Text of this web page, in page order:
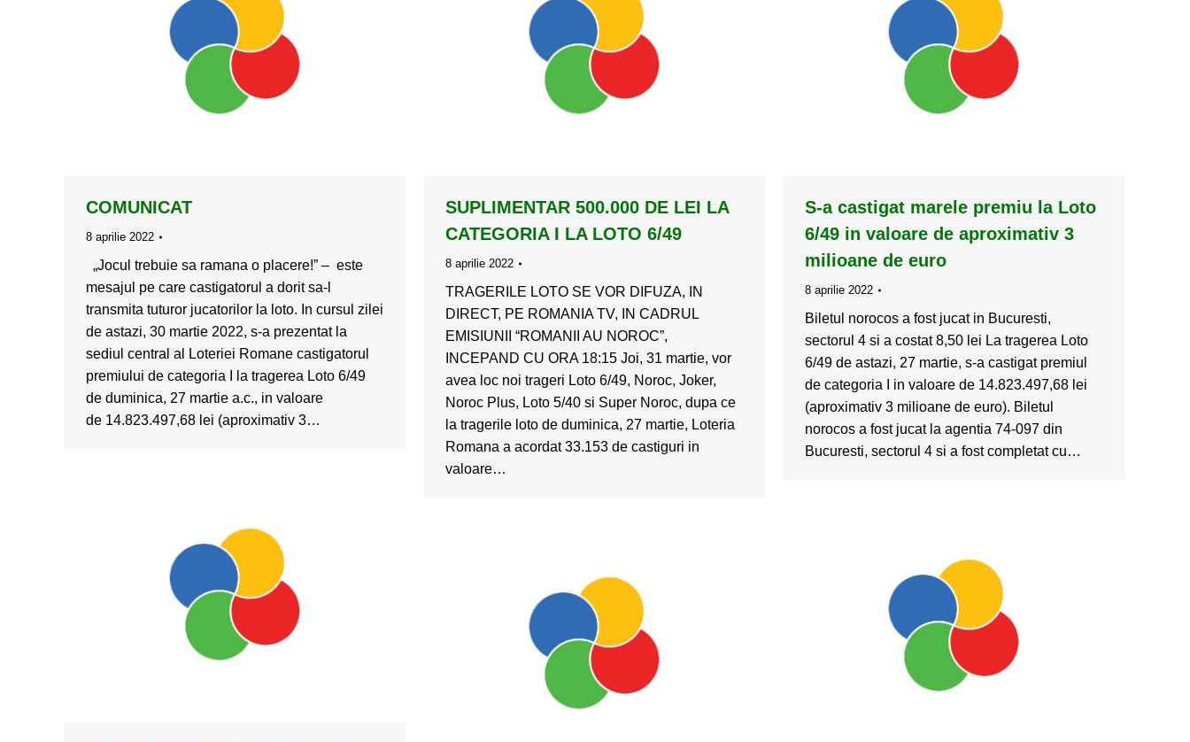
COMUNICAT
8 aprilie 2022
„Jocul trebuie sa ramana o placere!” – este
mesajul pe care castigatorul a dorit sa-l
transmita tuturor jucatorilor la loto. In cursul zilei
de astazi, 30 martie 2022, s-a prezentat la
sediul central al Loteriei Romane castigatorul
premiului de categoria I la tragerea Loto 6/49
de duminica, 27 martie a.c., in valoare
de 14.823.497,68 lei (aproximativ 3…
SUPLIMENTAR 500.000 DE LEI LA
CATEGORIA I LA LOTO 6/49
8 aprilie 2022
TRAGERILE LOTO SE VOR DIFUZA, IN
DIRECT, PE ROMANIA TV, IN CADRUL
EMISIUNII “ROMANII AU NOROC”,
INCEPAND CU ORA 18:15 Joi, 31 martie, vor
avea loc noi trageri Loto 6/49, Noroc, Joker,
Noroc Plus, Loto 5/40 si Super Noroc, dupa ce
la tragerile loto de duminica, 27 martie, Loteria
Romana a acordat 33.153 de castiguri in
valoare…
S-a castigat marele premiu la Loto
6/49 in valoare de aproximativ 3
milioane de euro
8 aprilie 2022
Biletul norocos a fost jucat in Bucuresti,
sectorul 4 si a costat 8,50 lei La tragerea Loto
6/49 de astazi, 27 martie, s-a castigat premiul
de categoria I in valoare de 14.823.497,68 lei
(aproximativ 3 milioane de euro). Biletul
norocos a fost jucat la agentia 74-097 din
Bucuresti, sectorul 4 si a fost completat cu…